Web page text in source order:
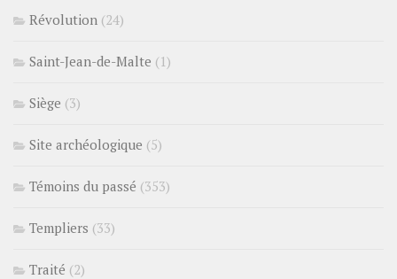
Révolution (24)
Saint-Jean-de-Malte (1)
Siège (3)
Site archéologique (5)
Témoins du passé (353)
Templiers (33)
Traité (2)